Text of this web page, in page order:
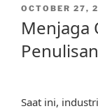
POSTED
OCTOBER 27,
Menjaga
Saat ini,